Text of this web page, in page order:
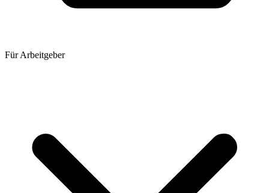
Für Arbeitgeber